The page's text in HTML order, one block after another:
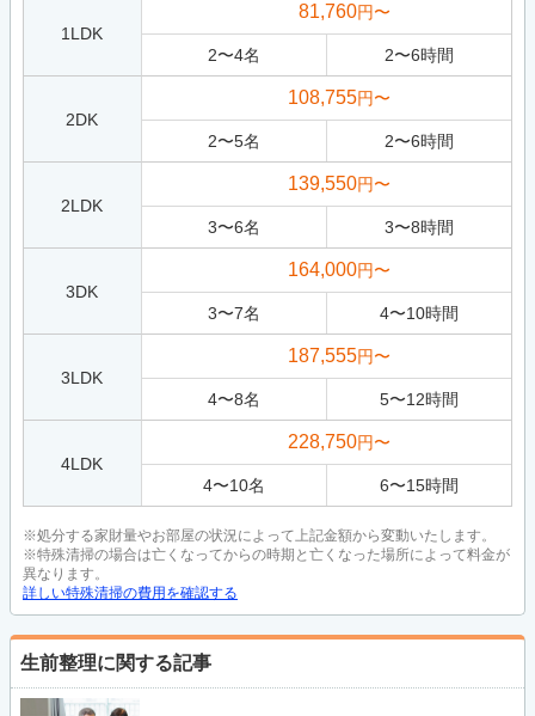
1LDK
81,760円〜
2〜4名 2〜6時間
2DK
108,755円〜
2〜5名 2〜6時間
2LDK
139,550円〜
3〜6名 3〜8時間
3DK
164,000円〜
3〜7名 4〜10時間
3LDK
187,555円〜
4〜8名 5〜12時間
4LDK
228,750円〜
4〜10名 6〜15時間
※処分する家財量やお部屋の状況によって上記金額から変動いたします。
※特殊清掃の場合は亡くなってからの時期と亡くなった場所によって料金が
異なります。
詳しい特殊清掃の費用を確認する
生前整理に関する記事